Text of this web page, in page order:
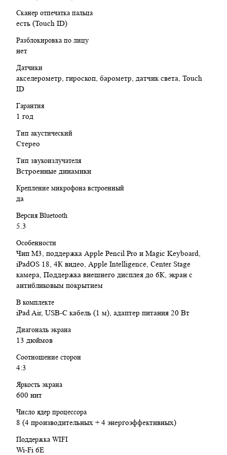
творчества. Благодаря чипу M3, поддержке Apple Intelligence и
продуманной экосистеме аксессуаров, он открывает новые
горизонты мобильной производительности.
Сканер отпечатка пальца
есть (Touch ID)
Разблокировка по лицу
нет
Датчики
акселерометр, гироскоп, барометр, датчик света, Touch
ID
Гарантия
1 год
Тип акустический
Стерео
Тип звукоизлучателя
Встроенные динамики
Крепление микрофона встроенный
да
Версия Bluetooth
5.3
Особенности
Чип М3, поддержка Apple Pencil Pro и Magic Keyboard,
iPadOS 18, 4К видео, Apple Intelligence, Center Stage
камера, Поддержка внешнего дисплея до 6К, экран с
антибликовым покрытием
В комплекте
iPad Air, USB‑C кабель (1 м), адаптер питания 20 Вт
Диагональ экрана
13 дюймов
Соотношение сторон
4:3
Яркость экрана
600 нит
Число ядер процессора
8 (4 производительных + 4 энергоэффективных)
Поддержка WIFI
Wi‑Fi 6E